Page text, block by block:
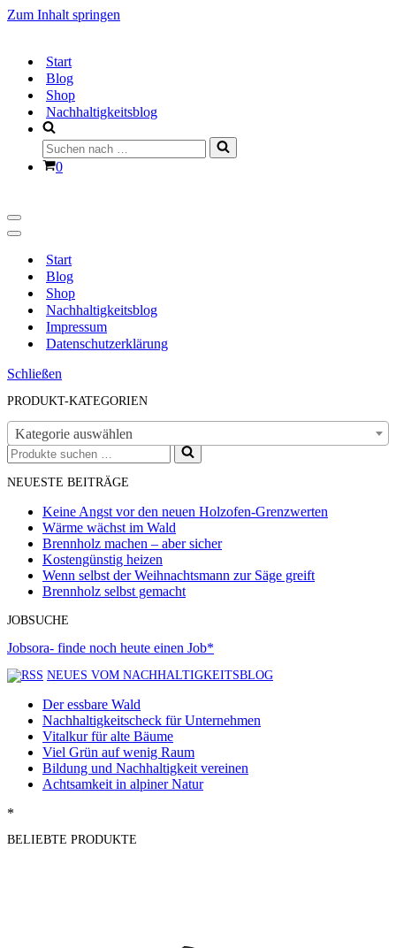
Zum Inhalt springen
Start
Blog
Shop
Nachhaltigkeitsblog
Suchen
nach …
Warenkorb
0
Navigationsmenü
Navigationsmenü
Start
Blog
Shop
Nachhaltigkeitsblog
Impressum
Datenschutzerklärung
Schließen
PRODUKT-KATEGORIEN
Kategorie auswählen
Suchen
nach …
NEUESTE BEITRÄGE
Keine Angst vor den neuen Holzofen-Grenzwerten
Wärme wächst im Wald
Brennholz machen – aber sicher
Kostengünstig heizen
Wenn selbst der Weihnachtsmann zur Säge greift
Brennholz selbst gemacht
JOBSUCHE
Jobsora- finde noch heute einen Job*
NEUES VOM NACHHALTIGKEITSBLOG
Der essbare Wald
Nachhaltigkeitscheck für Unternehmen
Vitalkur für alte Bäume
Viel Grün auf wenig Raum
Bildung und Nachhaltigkeit vereinen
Achtsamkeit in alpiner Natur
*
BELIEBTE PRODUKTE